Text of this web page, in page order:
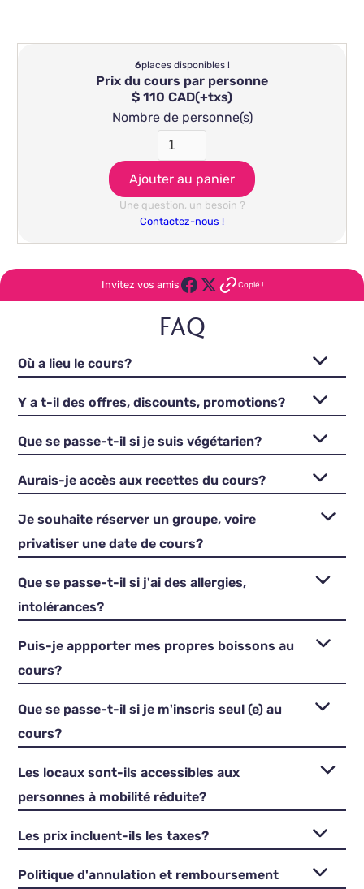
6places disponibles !
Prix du cours par personne
$ 110 CAD(+txs)
Nombre de personne(s)
Une question, un besoin ?
Contactez-nous !
Invitez vos amis Copié !
FAQ
Où a lieu le cours?
Y a t-il des offres, discounts, promotions?
Que se passe-t-il si je suis végétarien?
Aurais-je accès aux recettes du cours?
Je souhaite réserver un groupe, voire
privatiser une date de cours?
Que se passe-t-il si j'ai des allergies,
intolérances?
Puis-je appporter mes propres boissons au
cours?
Que se passe-t-il si je m'inscris seul (e) au
cours?
Les locaux sont-ils accessibles aux
personnes à mobilité réduite?
Les prix incluent-ils les taxes?
Politique d'annulation et remboursement